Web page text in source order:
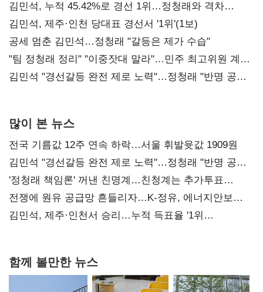
김민석, 누적 45.42%로 경선 1위…정청래와 격차
0.86%p(2보)
김민석, 제주·인천 당대표 경선서 '1위'(1보)
공세 멈춘 김민석…정청래 "갈등은 제가 수습"
"팀 정청래 정리" "이중잣대 말라"…민주 최고위원 계파
다툼 격화
김민석 "경선갈등 완전 제로 노력"…정청래 "반명 공세
많이 본 뉴스
전국 기름값 12주 연속 하락…서울 휘발윳값 1909원
김민석 "경선갈등 완전 제로 노력"…정청래 "반명 공세
사과부터"
'정청래 책임론' 꺼낸 친명계…친청계는 추가투표
때리기
전쟁에 원유 공급망 흔들리자…K-정유, 에너지안보
핵심으로 재부상
김민석, 제주·인천서 승리…누적 득표율 '1위
함께 볼만한 뉴스